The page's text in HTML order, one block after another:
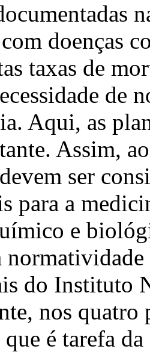
doenças
taxas de
de
Aqui, as
Assim,
ser
para a
e
do Instituto
nos quatro
é tarefa